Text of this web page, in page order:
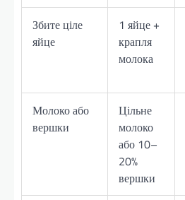
Збите ціле
яйце
1 яйце +
крапля
молока
Молоко або
вершки
Цільне
молоко
або 10–
20%
вершки